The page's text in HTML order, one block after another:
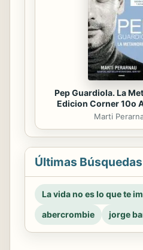
Pep Guardiola. La
Edicion Corner 10o
Marti
Últimas Búsquedas
La vida no es lo que te
abercrombie
jorge